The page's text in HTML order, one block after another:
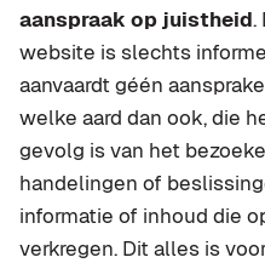
aanspraak op juistheid.
website is slechts
aanvaardt géén
welke aard dan ook, die
gevolg is van het
handelingen of
informatie of inhoud die
verkregen. Dit alles is